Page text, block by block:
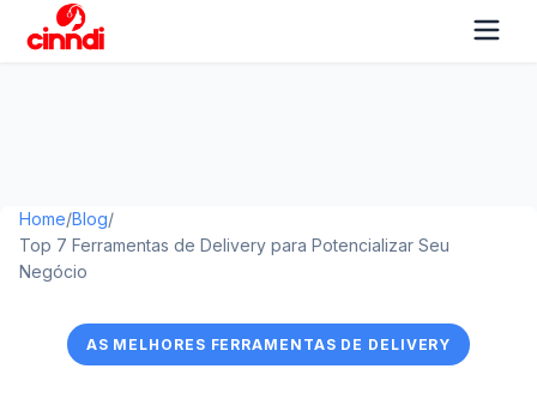
Home/Blog/
Top 7 Ferramentas de Delivery para Potencializar Seu
Negócio
AS MELHORES FERRAMENTAS DE DELIVERY